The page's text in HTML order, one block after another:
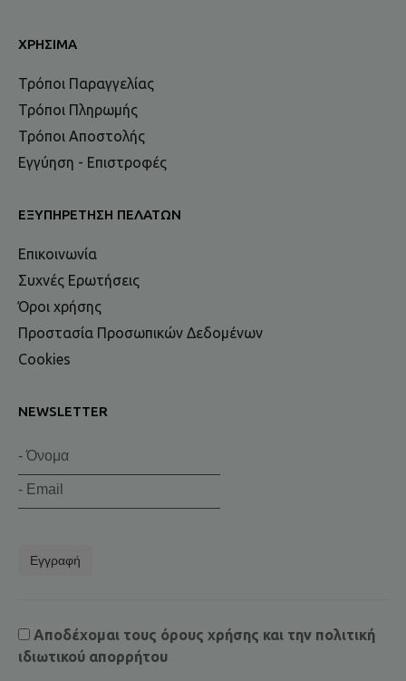
ΧΡΉΣΙΜΑ
Τρόποι Παραγγελίας
Τρόποι Πληρωμής
Τρόποι Αποστολής
Εγγύηση - Επιστροφές
ΕΞΥΠΗΡΈΤΗΣΗ ΠΕΛΑΤΏΝ
Επικοινωνία
Συχνές Ερωτήσεις
Όροι χρήσης
Προστασία Προσωπικών Δεδομένων
Cookies
NEWSLETTER
Εγγραφή
Αποδέχομαι τους όρους χρήσης και την πολιτική
ιδιωτικού απορρήτου